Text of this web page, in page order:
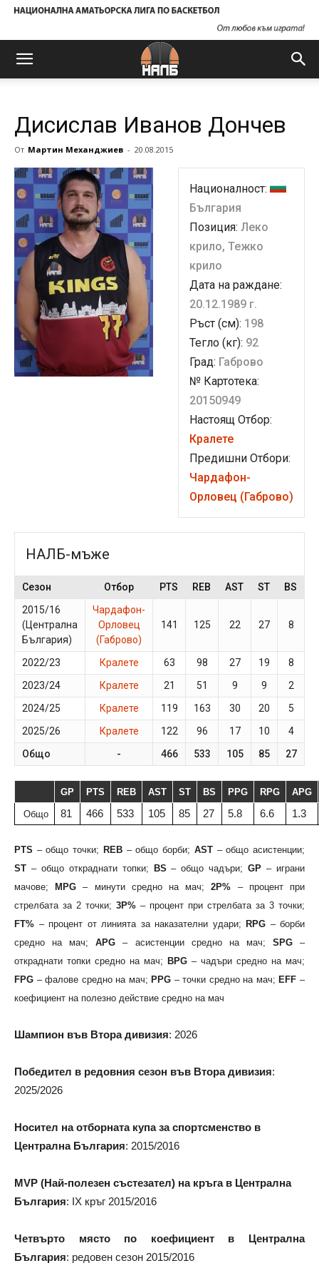
Дисислав Иванов Дончев
От Мартин Механджиев - 20.08.2015
Националност:
България
Позиция: Леко
крило, Тежко
крило
Дата на раждане:
20.12.1989 г.
Ръст (см): 198
Тегло (кг): 92
Град: Габрово
№ Картотека:
20150949
Настоящ Отбор:
Кралете
Предишни Отбори:
Чардафон-
Орловец (Габрово)
НАЛБ-мъже
Сезон Отбор PTS REB AST ST BS
2015/16
(Централна
България)
Чардафон-
Орловец
(Габрово)
141 125 22 27 8
2022/23 Кралете 63 98 27 19 8
2023/24
Кралете 21 51 9 9 2
2024/25
Кралете 119 163 30 20 5
2025/26
Кралете 122 96 17 10 4
Общо
- 466 533 105 85 27
GP PTS REB AST ST BS PPG RPG APG
Общо 81 466 533 105 85 27 5.8 6.6 1.3
PTS – общо точки; REB– общо борби; AST– общо асистенции;
ST – общо откраднати топки; BS – общо чадъри;GP – играни
мачове;
MPG – минути средно на мач;2P% – процент при
стрелбата за 2 точки; 3P% – процент при стрелбата за 3 точки;
FT% – процент от линията за наказателни удари; RPG – борби
средно на мач;APG – асистенции средно на мач; SPG–
откраднати топки средно на мач; BPG – чадъри средно на мач;
FPG – фалове средно на мач; PPG – точки средно на мач; EFF –
коефициент на полезно действие средно на мач
Шампион във Втора дивизия: 2026
Победител в редовния сезон във Втора дивизия:
2025/2026
Носител на отборната купа за спортсменство в
Централна България: 2015/2016
MVP (Най-полезен състезател) на кръга в Централна
България: IX кръг 2015/2016
Четвърто място по коефициент в Централна
България: редовен сезон 2015/2016